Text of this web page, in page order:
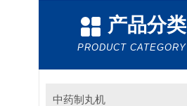
产品分类
PRODUCT CATEGORY
中药制丸机